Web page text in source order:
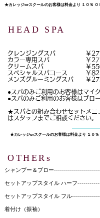
★カレッジorスクールのお客様は料金より １０％ Ｏ
HEAD SPA
クレンジングスパ ￥
カラー専用スパ ￥
クリームスパ ￥
スペシャルスパコース ￥
メンズグルーミングスパ ￥
●スパのみご利用のお客様はマイ
​●スパのみご利用のお客様はブロ
★スパとの組み合わせセットメニ
はスタッフまでご相談ください。
★カレッジorスクールのお客様は料金より １０％
OTHERs
シャンプー＆ブロー
セットアップスタイル ハーフ
セットアップスタイル フル
着付け（振袖） ￥１